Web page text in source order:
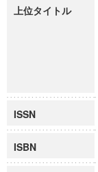
上位タイトル
ISSN
ISBN